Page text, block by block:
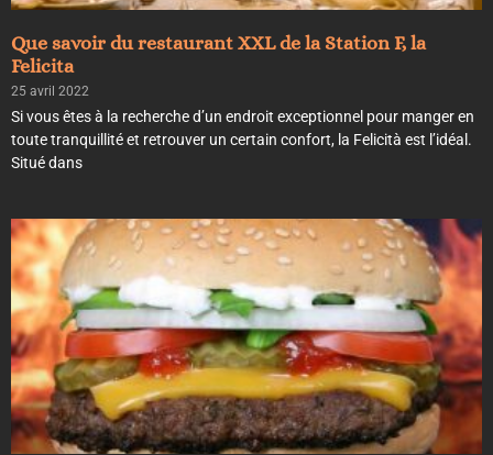
Que savoir du restaurant XXL de la Station F, la
Felicita
25 avril 2022
Si vous êtes à la recherche d’un endroit exceptionnel pour manger en
toute tranquillité et retrouver un certain confort, la Felicità est l’idéal.
Situé dans